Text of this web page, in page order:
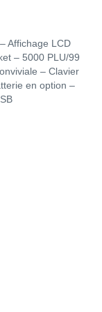
Affichage LCD
– 5000 PLU/99
– Clavier
en option –